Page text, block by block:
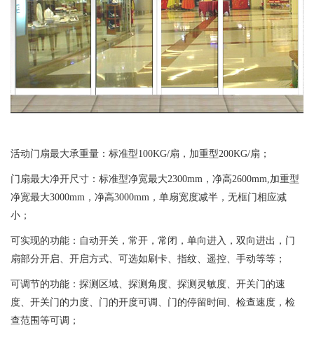
活动门扇最大承重量：标准型100KG/扇，加重型200KG/扇；
门扇最大净开尺寸：标准型净宽最大2300mm，净高2600mm,加重型
净宽最大3000mm，净高3000mm，单扇宽度减半，无框门相应减
小；
可实现的功能：自动开关，常开，常闭，单向进入，双向进出，门
扇部分开启、开启方式、可选如刷卡、指纹、遥控、手动等等；
可调节的功能：探测区域、探测角度、探测灵敏度、开关门的速
度、开关门的力度、门的开度可调、门的停留时间、检查速度，检
查范围等可调；